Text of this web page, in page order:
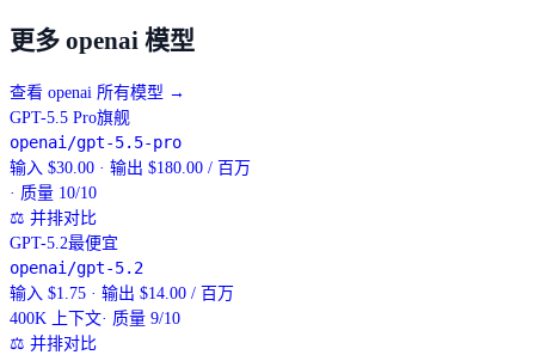
更多 openai 模型
查看 openai 所有模型 →
GPT-5.5 Pro旗舰
openai/gpt-5.5-pro
输入 $30.00 · 输出 $180.00 / 百万
· 质量 10/10
⚖ 并排对比
GPT-5.2最便宜
openai/gpt-5.2
输入 $1.75 · 输出 $14.00 / 百万
400K
上下文· 质量 9/10
⚖ 并排对比